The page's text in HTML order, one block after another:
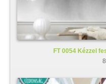
FT 0054 Kézzel